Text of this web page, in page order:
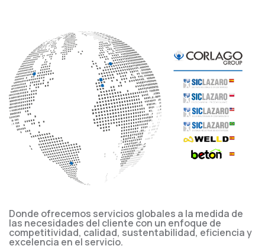
Donde ofrecemos servicios globales a la medida de
las necesidades del cliente con un enfoque de
competitividad, calidad, sustentabilidad, eficiencia y
excelencia en el servicio.